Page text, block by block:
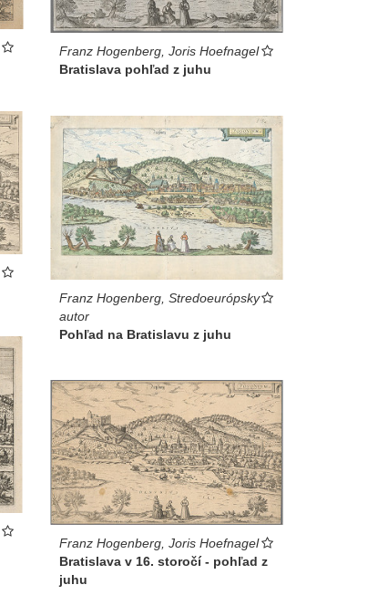
Franz Hogenberg, Joris Hoefnagel
Bratislava pohľad z juhu
Franz Hogenberg, Stredoeurópsky
autor
Pohľad na Bratislavu z juhu
Franz Hogenberg, Joris Hoefnagel
Bratislava v 16. storočí - pohľad z
juhu